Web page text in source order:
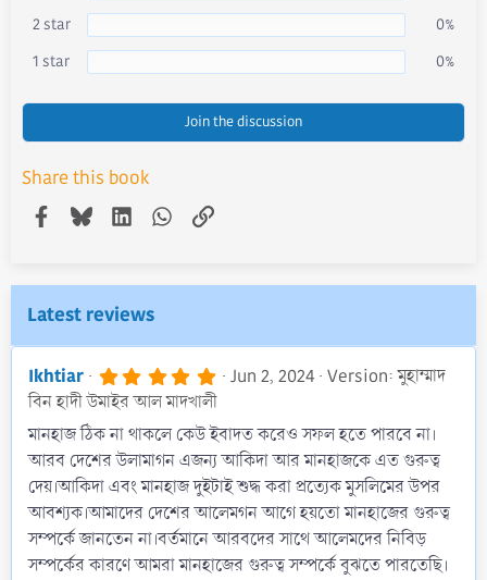
2 star
0%
1 star
0%
Join the discussion
Share this book
Facebook
BlueskyLinkedInWhatsApp
Link
Latest reviews
Ikhtiar 5
.
0
0
s
t
a
r
(
s
)
Jun 2, 2024 Version: মুহাম্মাদ
বিন হাদী উমাইর আল মাদখালী
মানহাজ ঠিক না থাকলে কেউ ইবাদত করেও সফল হতে পারবে না।
আরব দেশের উলামাগন এজন্য আকিদা আর মানহাজকে এত গুরুত্ব
দেয়।আকিদা এবং মানহাজ দুইটাই শুদ্ধ করা প্রত্যেক মুসলিমের উপর
আবশ্যক।আমাদের দেশের আলেমগন আগে হয়তো মানহাজের গুরুত্ব
সম্পর্কে জানতেন না।বর্তমানে আরবদের সাথে আলেমদের নিবিড়
সম্পর্কের কারণে আমরা মানহাজের গুরুত্ব সম্পর্কে বুঝতে পারতেছি।